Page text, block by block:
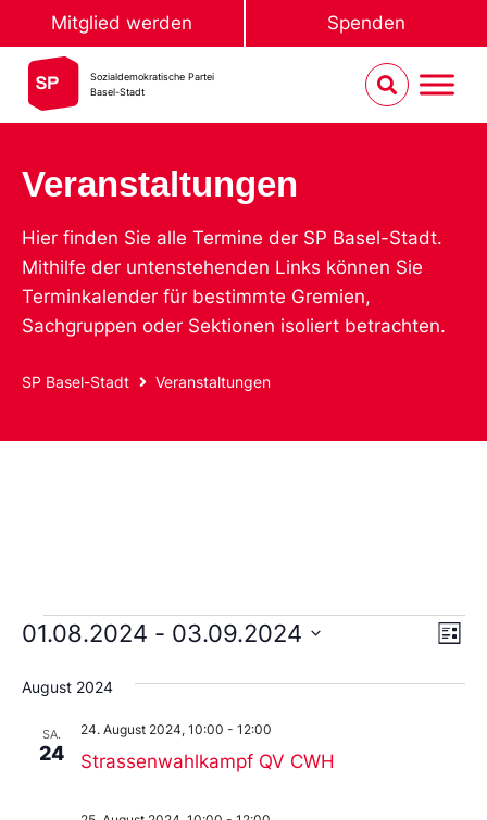
Mitglied werden Spenden
Sozialdemokratische Partei
Basel-Stadt
Veranstaltungen
Hier finden Sie alle Termine der SP Basel-Stadt.
Mithilfe der untenstehenden Links können Sie
Terminkalender für bestimmte Gremien,
Sachgruppen oder Sektionen isoliert betrachten.
SP Basel-Stadt Veranstaltungen
Liste
01.08.2024 - 03.09.2024
Sie
das
aus.
August 2024
SA.
24 Strassenwahlkampf QV CWH
24. August 2024, 10:00 - 12:00